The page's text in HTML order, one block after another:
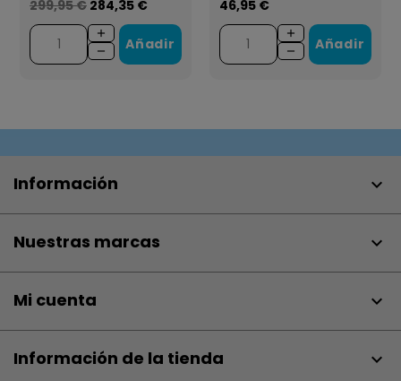
299,95 € 284,35 €
Añadir
46,95 €
Añadir
Información 
Nuestras marcas 
Mi cuenta 
Información de la tienda keyboard_arrow_down